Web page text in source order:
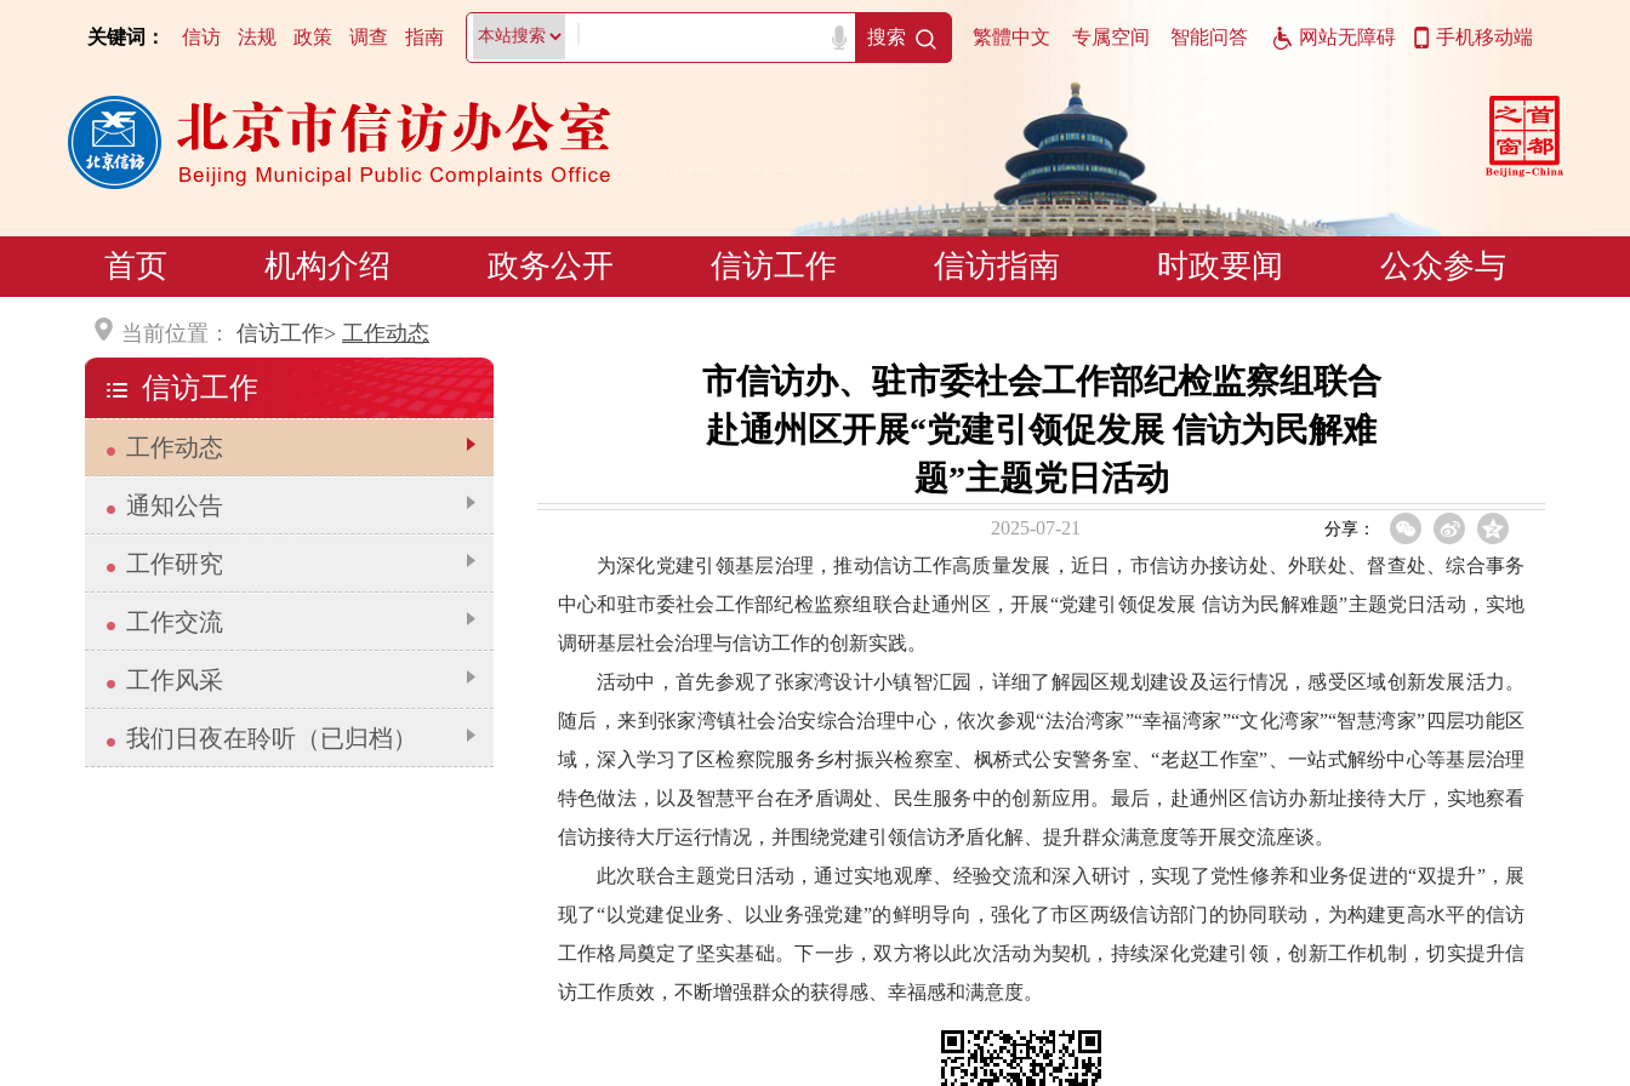
关键词： 信访 法规 政策 调查 指南 搜索 繁體中文 专属空间 网站无障碍
智能问答 手机移动端
首页 机构介绍 政务公开 信访工作 信访指南 时政要闻 公众参与
当前位置： 信访工作> 工作动态
信访工作
工作动态
通知公告
工作研究
工作交流
工作风采
我们日夜在聆听（已归档）
市信访办、驻市委社会工作部纪检监察组联合
赴通州区开展“党建引领促发展 信访为民解难
题”主题党日活动
2025-07-21 分享：
为深化党建引领基层治理，推动信访工作高质量发展，近日，市信访办接访处、外联处、督查处、综合事务
中心和驻市委社会工作部纪检监察组联合赴通州区，开展“党建引领促发展 信访为民解难题”主题党日活动，实地
调研基层社会治理与信访工作的创新实践。
活动中，首先参观了张家湾设计小镇智汇园，详细了解园区规划建设及运行情况，感受区域创新发展活力。
随后，来到张家湾镇社会治安综合治理中心，依次参观“法治湾家”“幸福湾家”“文化湾家”“智慧湾家”四层功能区
域，深入学习了区检察院服务乡村振兴检察室、枫桥式公安警务室、“老赵工作室”、一站式解纷中心等基层治理
特色做法，以及智慧平台在矛盾调处、民生服务中的创新应用。最后，赴通州区信访办新址接待大厅，实地察看
信访接待大厅运行情况，并围绕党建引领信访矛盾化解、提升群众满意度等开展交流座谈。
此次联合主题党日活动，通过实地观摩、经验交流和深入研讨，实现了党性修养和业务促进的“双提升”，展
现了“以党建促业务、以业务强党建”的鲜明导向，强化了市区两级信访部门的协同联动，为构建更高水平的信访
工作格局奠定了坚实基础。下一步，双方将以此次活动为契机，持续深化党建引领，创新工作机制，切实提升信
访工作质效，不断增强群众的获得感、幸福感和满意度。